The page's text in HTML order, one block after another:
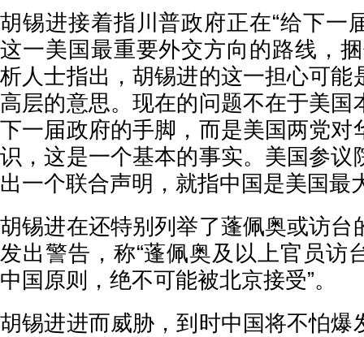
胡锡进接着指川普政府正在“给下一
这一美国最重要外交方向的路线，
析人士指出，胡锡进的这一担心可能
高层的意思。现在的问题不在于美国
下一届政府的手脚，而是美国两党对
识，这是一个基本的事实。美国参议
出一个联合声明，就指中国是美国最
胡锡进在还特别列举了蓬佩奥或访台
发出警告，称“蓬佩奥及以上官员访
中国原则，绝不可能被北京接受”。
胡锡进进而威胁，到时中国将不怕爆